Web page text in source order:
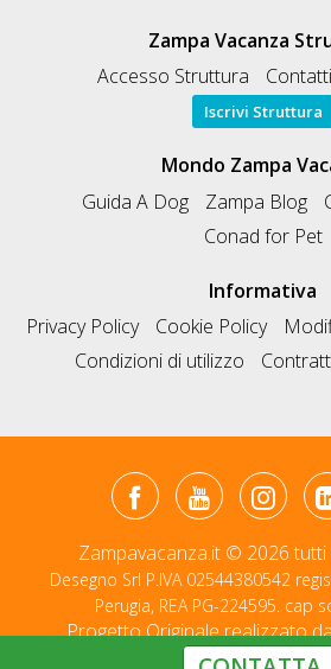
Zampa Vacanza
Accesso Struttura
Contatti
Iscrivi Struttura
Mondo Zampa
Guida A Dog
Zampa Blog
Conad for Pet
Informativa
Privacy Policy
Cookie Policy
Condizioni di utilizzo
Zampavacanza.it © 2026 tutti
Desegno Srl P.IVA 02544380542
Perugia, REA PG-224595. cap
Progetto Originale realizzato